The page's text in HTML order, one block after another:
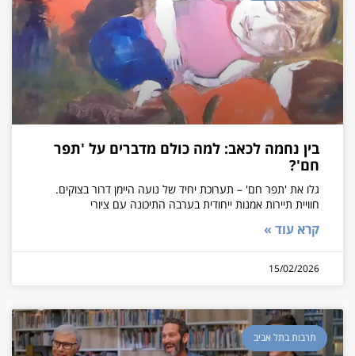
בין נחמה לכאב: למה כולם מדברים על 'תפר
חם'?
גלו את 'תפר חם' – תערוכת יחיד של נועה היימן דרור בצוקים.
חוויית תיירות אמנות ייחודית בערבה התיכונה עם ציורי
קרא עוד »
15/02/2026
תרבות בתל אביב